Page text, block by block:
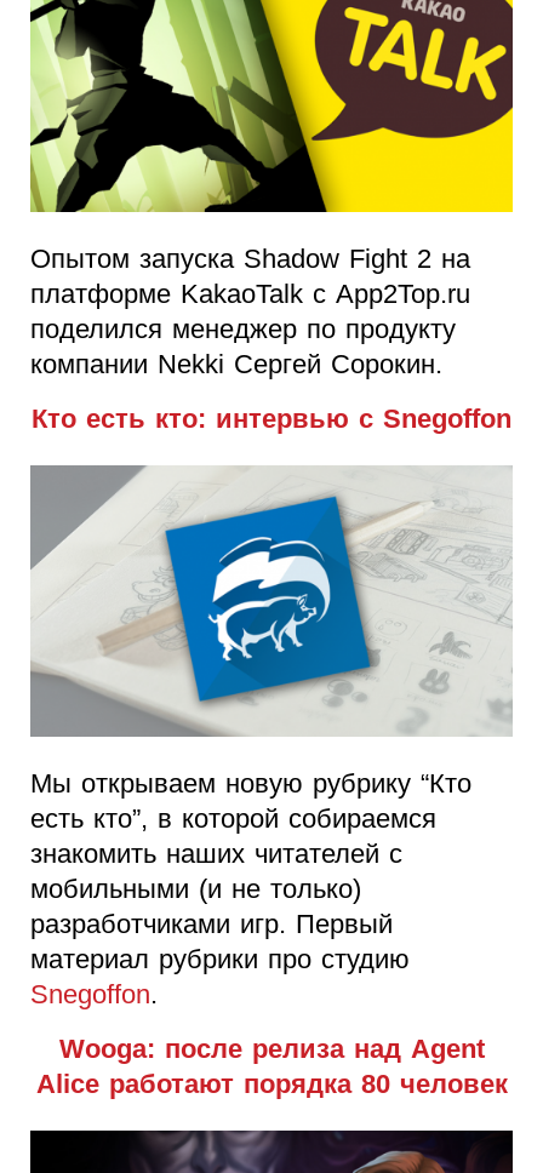
Опытом запуска Shadow Fight 2 на
платформе KakaoTalk с App2Top.ru
поделился менеджер по продукту
компании Nekki Сергей Сорокин.
Кто есть кто: интервью с Snegoffon
Мы открываем новую рубрику “Кто
есть кто”, в которой собираемся
знакомить наших читателей с
мобильными (и не только)
разработчиками игр. Первый
материал рубрики про студию
Snegoffon.
Wooga: после релиза над Agent
Alice работают порядка 80 человек